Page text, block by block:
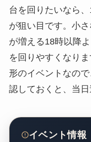
台を回りたいなら
が狙い目です。小
が増える18時以降
を回りやすくなり
形のイベントなの
認しておくと、当日
イベント情報